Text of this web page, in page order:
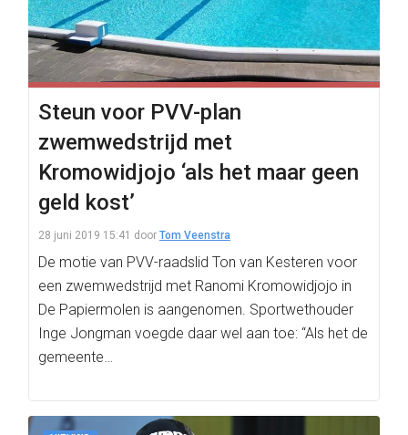
Steun voor PVV-plan
zwemwedstrijd met
Kromowidjojo ‘als het maar geen
geld kost’
28 juni 2019 15:41 door Tom Veenstra
De motie van PVV-raadslid Ton van Kesteren voor
een zwemwedstrijd met Ranomi Kromowidjojo in
De Papiermolen is aangenomen. Sportwethouder
Inge Jongman voegde daar wel aan toe: “Als het de
gemeente…